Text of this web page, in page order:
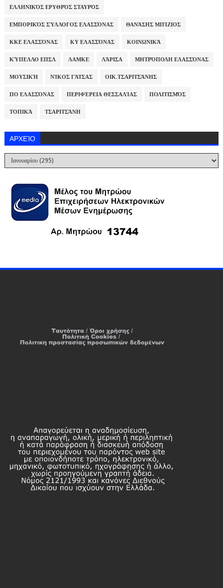
ΕΛΛΗΝΙΚΌΣ ΕΡΥΘΡΌΣ ΣΤΑΥΡΌΣ
ΕΜΠΟΡΙΚΌΣ ΣΎΛΛΟΓΟΣ ΕΛΑΣΣΌΝΑΣ ΘΑΝΆΣΗΣ ΜΠΊΖΙΟΣ
ΚΚΕ ΕΛΑΣΣΌΝΑΣ ΚΥ ΕΛΑΣΣΌΝΑΣ ΚΟΙΝΩΝΙΚΆ
ΚΎΠΕΛΛΟ ΕΠΣΛ ΛΑΜΚΕ ΛΆΡΙΣΑ ΜΗΤΡΌΠΟΛΗ ΕΛΑΣΣΌΝΑΣ
ΜΟΥΣΙΚΉ ΝΊΚΟΣ ΓΆΤΣΑΣ ΟΙΚ.ΤΣΑΡΙΤΣΆΝΗΣ
ΠΟ ΕΛΑΣΣΌΝΑΣ ΠΕΡΙΦΈΡΕΙΑ ΘΕΣΣΑΛΊΑΣ ΠΟΛΙΤΙΣΜΌΣ
ΤΟΠΙΚΆ ΤΣΑΡΙΤΣΆΝΗ
ΑΡΧΕΊΟ